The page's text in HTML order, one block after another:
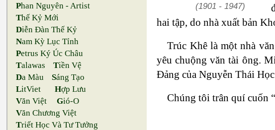
Phan Nguyên - Artist
Thế Kỷ Mới
Diễn Đàn Thế Kỷ
Nam Kỳ Lục Tỉnh
Petrus Ký Úc Châu
Talawas Tiền Vệ
Da Màu Sáng Tạo
LitViet Hợp Lưu
Văn Việt Gió-O
Văn Chương Việt
Triết Học Và Tư Tưởng
(1901 - 1947)
hai tập, do nhà xuất bản
Trúc Khê là một nhà
yêu chuộng văn tài ông.
Đảng của Nguyễn Thái
Chúng tôi trân quí cuốn